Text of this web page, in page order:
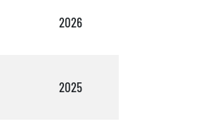
2026
2025